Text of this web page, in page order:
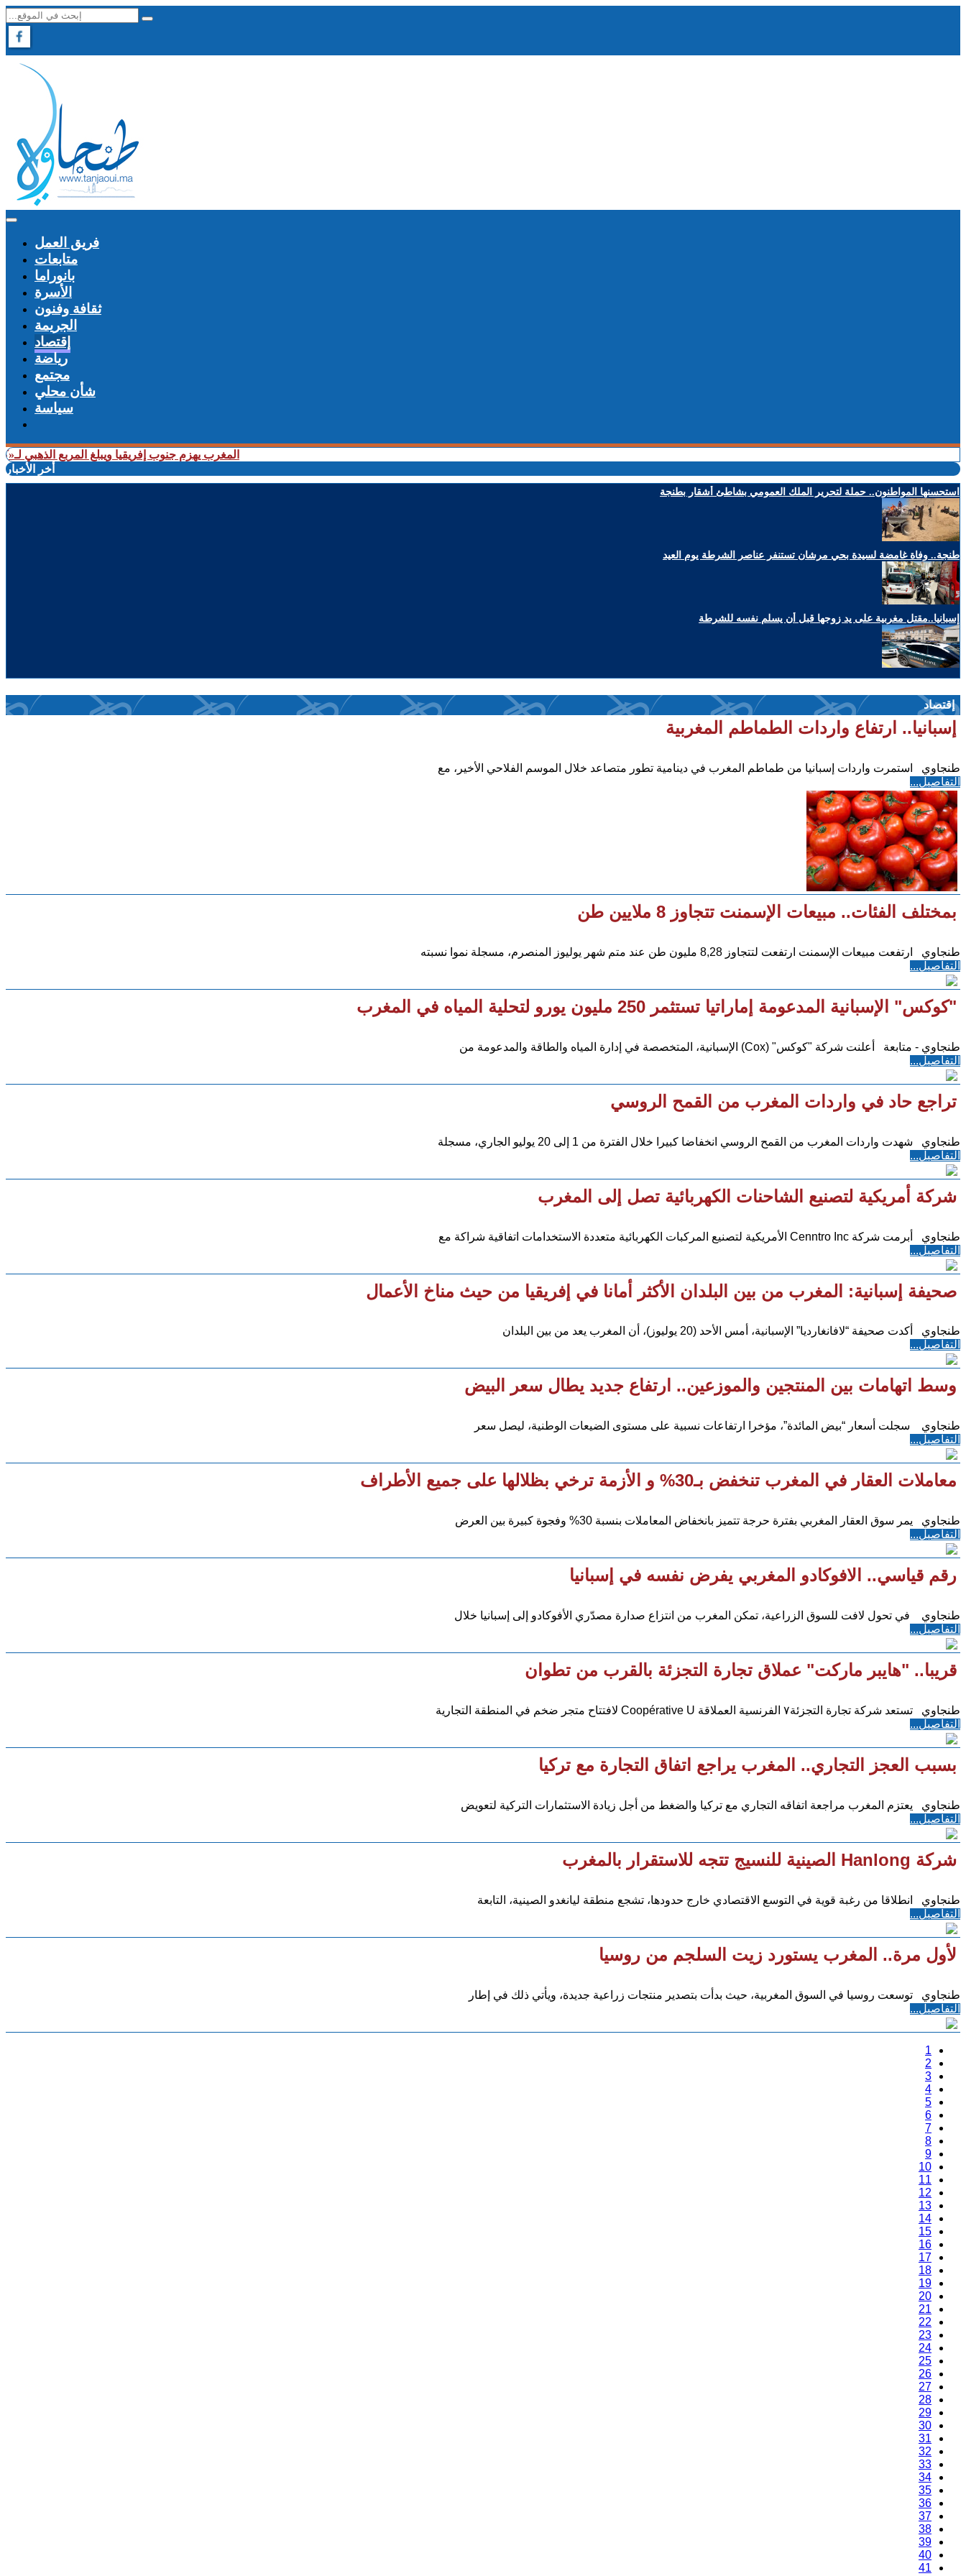
فريق العمل
متابعات
بانوراما
الأسرة
ثقافة وفنون
الجريمة
إقتصاد
رياضة
مجتمع
شأن محلي
سياسة
+ المغرب يهزم جنوب إفريقيا ويبلغ المربع الذهبي لـ«كان
أخر الأخبار
استحسنها المواطنون.. حملة لتحرير الملك العمومي بشاطئ أشقار بطنجة
طنجة.. وفاة غامضة لسيدة بحي مرشان تستنفر عناصر الشرطة يوم العيد
إسبانيا..مقتل مغربية على يد زوجها قبل أن يسلم نفسه للشرطة
إقتصاد
إسبانيا.. ارتفاع واردات الطماطم المغربية
طنجاوي استمرت واردات إسبانيا من طماطم المغرب في دينامية تطور متصاعد خلال الموسم الفلاحي الأخير، مع
التفاصيل...
بمختلف الفئات.. مبيعات الإسمنت تتجاوز 8 ملايين طن
طنجاوي ارتفعت مبيعات الإسمنت ارتفعت لتتجاوز 8,28 مليون طن عند متم شهر يوليوز المنصرم، مسجلة نموا نسبته
التفاصيل...
"كوكس" الإسبانية المدعومة إماراتيا تستثمر 250 مليون يورو لتحلية المياه في المغرب
طنجاوي - متابعة أعلنت شركة "كوكس" (Cox) الإسبانية، المتخصصة في إدارة المياه والطاقة والمدعومة من
التفاصيل...
تراجع حاد في واردات المغرب من القمح الروسي
طنجاوي شهدت واردات المغرب من القمح الروسي انخفاضا كبيرا خلال الفترة من 1 إلى 20 يوليو الجاري، مسجلة
التفاصيل...
شركة أمريكية لتصنيع الشاحنات الكهربائية تصل إلى المغرب
طنجاوي أبرمت شركة Cenntro Inc الأمريكية لتصنيع المركبات الكهربائية متعددة الاستخدامات اتفاقية شراكة مع
التفاصيل...
صحيفة إسبانية: المغرب من بين البلدان الأكثر أمانا في إفريقيا من حيث مناخ الأعمال
طنجاوي أكدت صحيفة “لافانغارديا” الإسبانية، أمس الأحد (20 يوليوز)، أن المغرب يعد من بين البلدان
التفاصيل...
وسط اتهامات بين المنتجين والموزعين.. ارتفاع جديد يطال سعر البيض
طنجاوي سجلت أسعار “بيض المائدة”، مؤخرا ارتفاعات نسبية على مستوى الضيعات الوطنية، ليصل سعر
التفاصيل...
معاملات العقار في المغرب تنخفض بـ30% و الأزمة ترخي بظلالها على جميع الأطراف
طنجاوي يمر سوق العقار المغربي بفترة حرجة تتميز بانخفاض المعاملات بنسبة 30% وفجوة كبيرة بين العرض
التفاصيل...
رقم قياسي.. الافوكادو المغربي يفرض نفسه في إسبانيا
طنجاوي في تحول لافت للسوق الزراعية، تمكن المغرب من انتزاع صدارة مصدّري الأفوكادو إلى إسبانيا خلال
التفاصيل...
قريبا.. "هايبر ماركت" عملاق تجارة التجزئة بالقرب من تطوان
طنجاوي تستعد شركة تجارة التجزئة٧ الفرنسية العملاقة Coopérative U لافتتاح متجر ضخم في المنطقة التجارية
التفاصيل...
بسبب العجز التجاري.. المغرب يراجع اتفاق التجارة مع تركيا
طنجاوي يعتزم المغرب مراجعة اتفاقه التجاري مع تركيا والضغط من أجل زيادة الاستثمارات التركية لتعويض
التفاصيل...
شركة Hanlong الصينية للنسيج تتجه للاستقرار بالمغرب
طنجاوي انطلاقا من رغبة قوية في التوسع الاقتصادي خارج حدودها، تشجع منطقة ليانغدو الصينية، التابعة
التفاصيل...
لأول مرة.. المغرب يستورد زيت السلجم من روسيا
طنجاوي توسعت روسيا في السوق المغربية، حيث بدأت بتصدير منتجات زراعية جديدة، ويأتي ذلك في إطار
التفاصيل...
1
2
3
4
5
6
7
8
9
10
11
12
13
14
15
16
17
18
19
20
21
22
23
24
25
26
27
28
29
30
31
32
33
34
35
36
37
38
39
40
41